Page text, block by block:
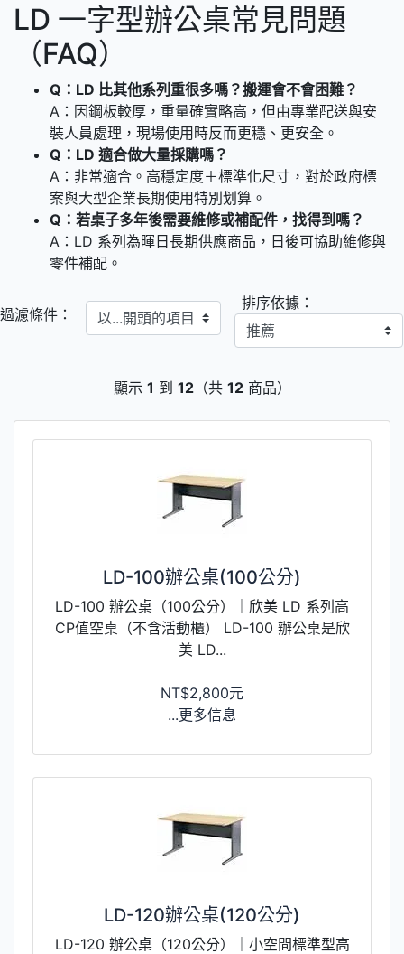
LD 一字型辦公桌常見問題
（FAQ）
Q：LD 比其他系列重很多嗎？搬運會不會困難？
A：因鋼板較厚，重量確實略高，但由專業配送與安
裝人員處理，現場使用時反而更穩、更安全。
Q：LD 適合做大量採購嗎？
A：非常適合。高穩定度＋標準化尺寸，對於政府標
案與大型企業長期使用特別划算。
Q：若桌子多年後需要維修或補配件，找得到嗎？
A：LD 系列為暉日長期供應商品，日後可協助維修與
零件補配。
過濾條件： 以...開頭的項目 排序依據：
顯示 1 到 12（共 12商品）
LD-100辦公桌(100公分)
LD-100 辦公桌（100公分）｜欣美 LD 系列高
CP值空桌（不含活動櫃） LD-100 辦公桌是欣
美 LD...
NT$2,800元
...更多信息
LD-120辦公桌(120公分)
LD-120 辦公桌（120公分）｜小空間標準型高